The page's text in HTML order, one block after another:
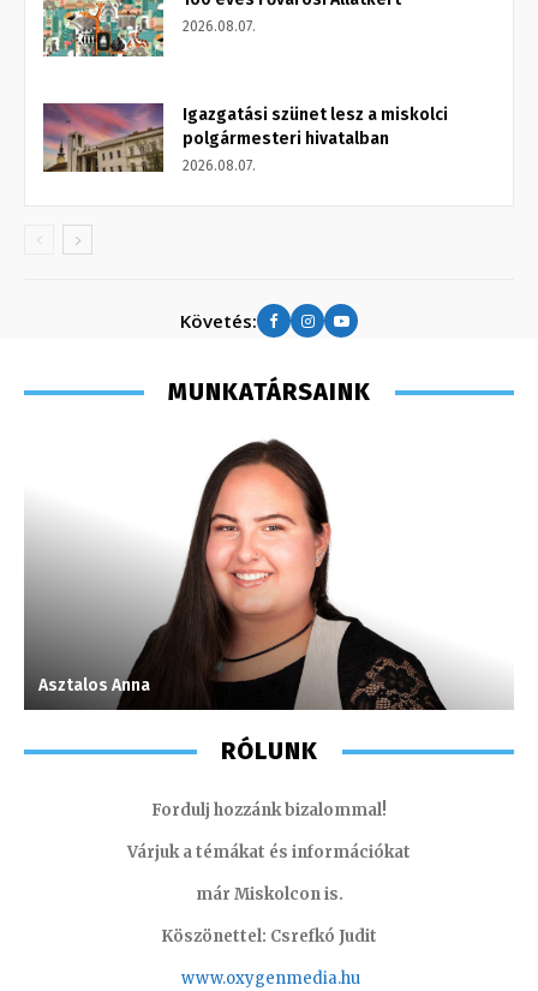
2026.08.07.
Igazgatási szünet lesz a miskolci
polgármesteri hivatalban
2026.08.07.
Követés:
MUNKATÁRSAINK
Asztalos Anna
RÓLUNK
Fordulj hozzánk bizalommal!
Várjuk a témákat és információkat
már Miskolcon is.
Köszönettel: Csrefkó Judit
www.oxygenmedia.hu